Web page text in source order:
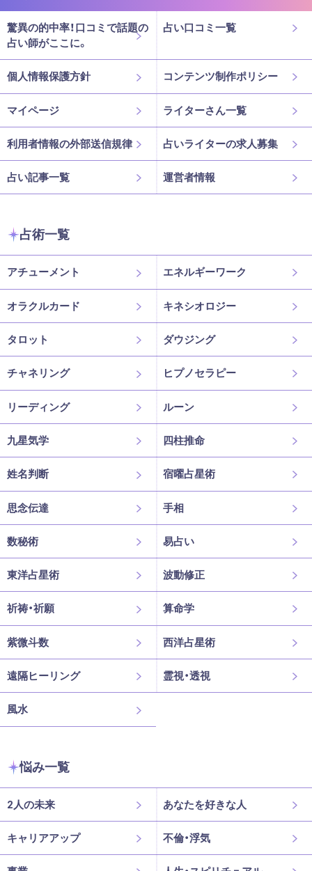
驚異の的中率！口コミで話題の
占い師がここに。
占い口コミ一覧
個人情報保護方針 コンテンツ制作ポリシー
マイページ ライターさん一覧
利用者情報の外部送信規律 占いライターの求人募集
占い記事一覧 運営者情報
占術一覧
アチューメント エネルギーワーク
オラクルカード キネシオロジー
タロット ダウジング
チャネリング ヒプノセラピー
リーディング ルーン
九星気学 四柱推命
姓名判断 宿曜占星術
思念伝達 手相
数秘術 易占い
東洋占星術 波動修正
祈祷・祈願 算命学
紫微斗数 西洋占星術
遠隔ヒーリング 霊視・透視
風水
悩み一覧
2人の未来 あなたを好きな人
キャリアアップ 不倫・浮気